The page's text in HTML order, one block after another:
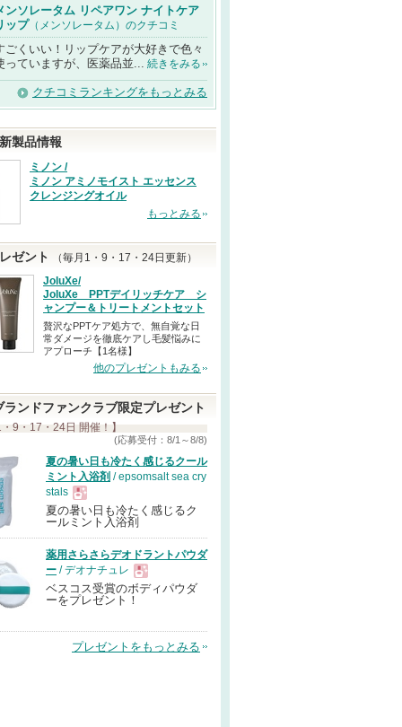
ンソレータム リペアワン ナイトケア
ップ（メンソレータム）のクチコミ
ごくいい！リップケアが大好きで色々
っていますが、医薬品並... 続きをみる
クチコミランキングをもっとみる
製品情報
ミノン /
ミノン アミノモイスト エッセンス
クレンジングオイル
もっとみる
ゼント
（毎月1・9・17・24日更新）
JoluXe/
JoluXe PPTデイリッチケア シ
ャンプー＆トリートメントセット
贅沢なPPTケア処方で、無自覚な日
常ダメージを徹底ケアし毛髪悩みに
アプローチ【1名様】
他のプレゼントもみる
ランドファンクラブ限定プレゼント
・9・17・24日 開催！】
(応募受付：8/1～8/8)
夏の暑い日も冷たく感じるクール
ミント入浴剤 / epsomsalt sea cry
stals
現
品
夏の暑い日も冷たく感じるク
ールミント入浴剤
薬用さらさらデオドラントパウダ
ー / デオナチュレ
現
品
ベスコス受賞のボディパウダ
ーをプレゼント！
プレゼントをもっとみる